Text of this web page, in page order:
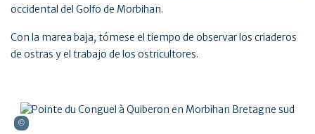
occidental del Golfo de Morbihan.
Con la marea baja, tómese el tiempo de observar los criaderos
de ostras y el trabajo de los ostricultores.